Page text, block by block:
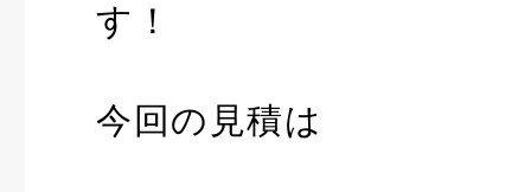
す！
今回の見積は